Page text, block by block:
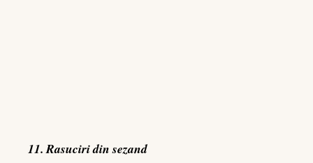
11. Rasuciri din sezand